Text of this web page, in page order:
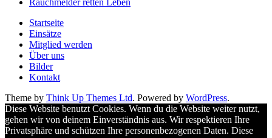
Startseite
Einsätze
Mitglied werden
Über uns
Bilder
Kontakt
Theme by Think Up Themes Ltd. Powered by WordPress.
Diese Website benutzt Cookies. Wenn du die Website weiter nutzt,
gehen wir von deinem Einverständnis aus. Wir respektieren Ihre
Privatsphäre und schützen Ihre personenbezogenen Daten. Diese